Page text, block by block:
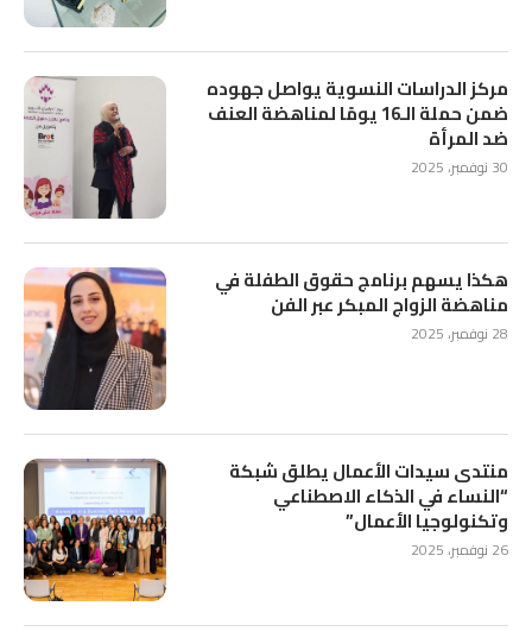
مركز الدراسات النسوية يواصل جهوده
ضمن حملة الـ16 يومًا لمناهضة العنف
ضد المرأة
30 نوفمبر، 2025
هكذا يسهم برنامج حقوق الطفلة في
مناهضة الزواج المبكر عبر الفن
28 نوفمبر، 2025
منتدى سيدات الأعمال يطلق شبكة
“النساء في الذكاء الاصطناعي
وتكنولوجيا الأعمال”
26 نوفمبر، 2025